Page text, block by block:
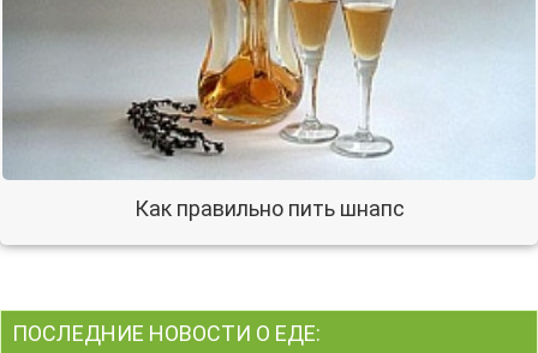
Как правильно пить шнапс
ПОСЛЕДНИЕ НОВОСТИ О ЕДЕ: